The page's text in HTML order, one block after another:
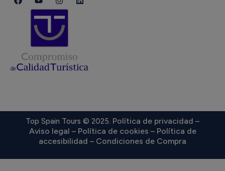
Top Spain Tours © 2025. Política de privacidad –
Aviso legal – Política de cookies – Política de
accesibilidad – Condiciones de Compra